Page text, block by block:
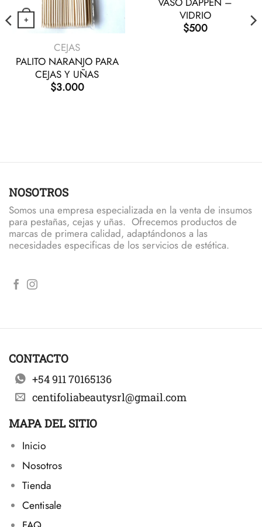
+
VISTA RÁPIDA
CEJAS
PALITO NARANJO PARA
CEJAS Y UÑAS
$3.000
VIDRIO
$500
se pueden elegir en la página de producto
múltiples variantes. Las opciones se pueden elegir
NOSOTROS
Somos una empresa especializada en la venta de insumos
para pestañas, cejas y uñas. Ofrecemos productos de
marcas de primera calidad, adaptándonos a las
necesidades especificas de los servicios de estética.
CONTACTO
+54 911 70165136
centifoliabeautysrl@gmail.com
MAPA DEL SITIO
Inicio
Nosotros
Tienda
Centisale